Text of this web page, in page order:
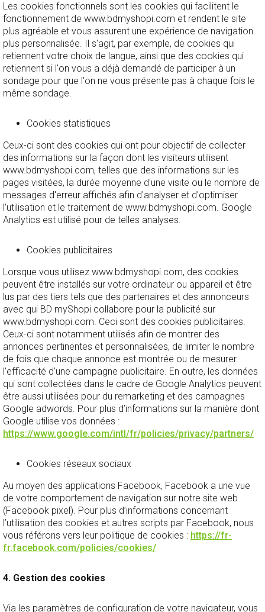
Les cookies fonctionnels sont les cookies qui facilitent le
fonctionnement de www.bdmyshopi.com et rendent le site
plus agréable et vous assurent une expérience de navigation
plus personnalisée. Il s'agit, par exemple, de cookies qui
retiennent votre choix de langue, ainsi que des cookies qui
retiennent si l'on vous a déjà demandé de participer à un
sondage pour que l'on ne vous présente pas à chaque fois le
même sondage.
Cookies statistiques
Ceux-ci sont des cookies qui ont pour objectif de collecter
des informations sur la façon dont les visiteurs utilisent
www.bdmyshopi.com, telles que des informations sur les
pages visitées, la durée moyenne d'une visite ou le nombre de
messages d'erreur affichés afin d'analyser et d'optimiser
l'utilisation et le traitement de www.bdmyshopi.com. Google
Analytics est utilisé pour de telles analyses.
Cookies publicitaires
Lorsque vous utilisez www.bdmyshopi.com, des cookies
peuvent être installés sur votre ordinateur ou appareil et être
lus par des tiers tels que des partenaires et des annonceurs
avec qui BD myShopi collabore pour la publicité sur
www.bdmyshopi.com. Ceci sont des cookies publicitaires.
Ceux-ci sont notamment utilisés afin de montrer des
annonces pertinentes et personnalisées, de limiter le nombre
de fois que chaque annonce est montrée ou de mesurer
l'efficacité d'une campagne publicitaire. En outre, les données
qui sont collectées dans le cadre de Google Analytics peuvent
être aussi utilisées pour du remarketing et des campagnes
Google adwords. Pour plus d’informations sur la manière dont
Google utilise vos données :
https://www.google.com/intl/fr/policies/privacy/partners/
Cookies réseaux sociaux
Au moyen des applications Facebook, Facebook a une vue
de votre comportement de navigation sur notre site web
(Facebook pixel). Pour plus d’informations concernant
l’utilisation des cookies et autres scripts par Facebook, nous
vous référons vers leur politique de cookies : https://fr-
fr.facebook.com/policies/cookies/
4. Gestion des cookies
Via les paramètres de configuration de votre navigateur, vous